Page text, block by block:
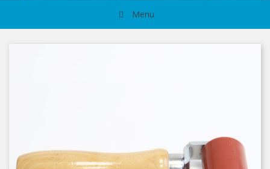
Menu